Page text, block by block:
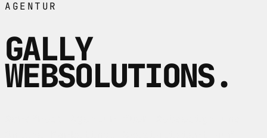
AGENTUR
GALLY
WEBSOLUTIONS.